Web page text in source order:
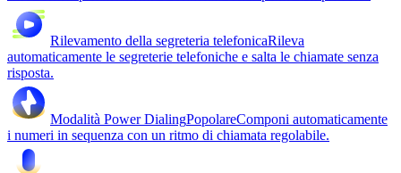
Rilevamento della segreteria telefonicaRileva
automaticamente le segreterie telefoniche e salta le chiamate senza
risposta.
Modalità Power DialingPopolareComponi automaticamente
i numeri in sequenza con un ritmo di chiamata regolabile.